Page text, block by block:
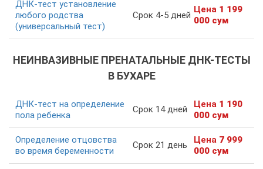
ДНК-тест установление
любого родства
(универсальный тест)
Срок 4-5 дней
Цена 1 199
000 сум
НЕИНВАЗИВНЫЕ ПРЕНАТАЛЬНЫЕ ДНК-ТЕСТЫ
В БУХАРЕ
ДНК-тест на определение
пола ребенка
Срок 14 дней Цена 1 190
000 сум
Определение отцовства
во время беременности
Срок 21 день Цена 7 999
000 сум